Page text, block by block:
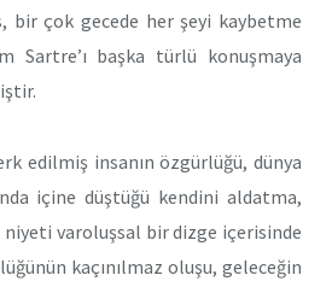
bir çok gecede her şeyi kaybetme
Sartre’ı başka türlü konuşmaya
edilmiş insanın özgürlüğü, dünya
içine düştüğü kendini aldatma,
niyeti varoluşsal bir dizge içerisinde
kaçınılmaz oluşu, geleceğin